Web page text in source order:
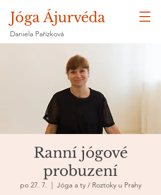
Jóga Ájurvéda
Daniela Pařízková
Ranní jógové
probuzení
po 27. 7.
  |
Jóga a ty / Roztoky u Prahy